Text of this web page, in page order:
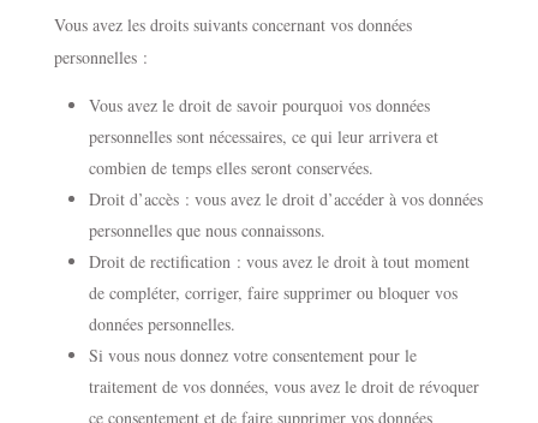
Vous avez les droits suivants concernant vos données
personnelles :
Vous avez le droit de savoir pourquoi vos données
personnelles sont nécessaires, ce qui leur arrivera et
combien de temps elles seront conservées.
Droit d’accès : vous avez le droit d’accéder à vos données
personnelles que nous connaissons.
Droit de rectification : vous avez le droit à tout moment
de compléter, corriger, faire supprimer ou bloquer vos
données personnelles.
Si vous nous donnez votre consentement pour le
traitement de vos données, vous avez le droit de révoquer
ce consentement et de faire supprimer vos données